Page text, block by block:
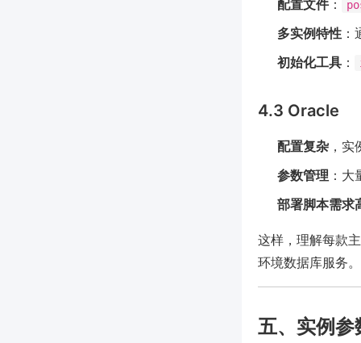
配置文件：
多实例特性
初始化工具 ：
4.3 Oracle
配置复杂 ，
参数管理 ：
部署脚本需求
这样，理解每款
环境数据库服务。
五、实例参